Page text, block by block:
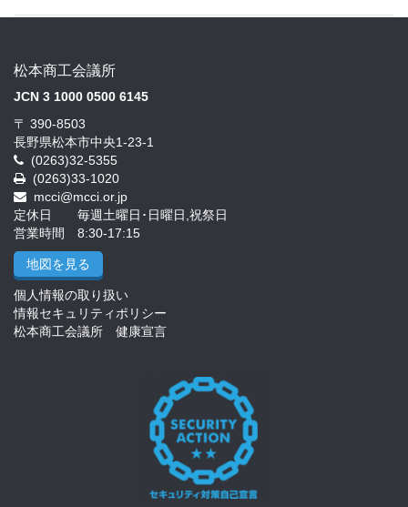
松本商工会議所
JCN 3 1000 0500 6145
〒 390-8503
長野県松本市中央1-23-1
(0263)32-5355
(0263)33-1020
mcci@mcci.or.jp
定休日 毎週土曜日･日曜日,祝祭日
営業時間 8:30-17:15
地図を見る
個人情報の取り扱い
情報セキュリティポリシー
松本商工会議所 健康宣言